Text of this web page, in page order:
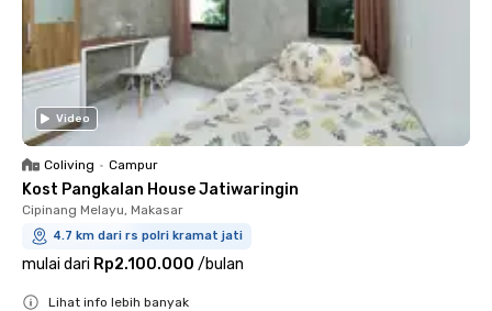
Video
Coliving • Campur
Kost Pangkalan House Jatiwaringin
Cipinang Melayu, Makasar
4.7 km dari rs polri kramat jati
mulai dari Rp2.100.000 /bulan
Lihat info lebih banyak